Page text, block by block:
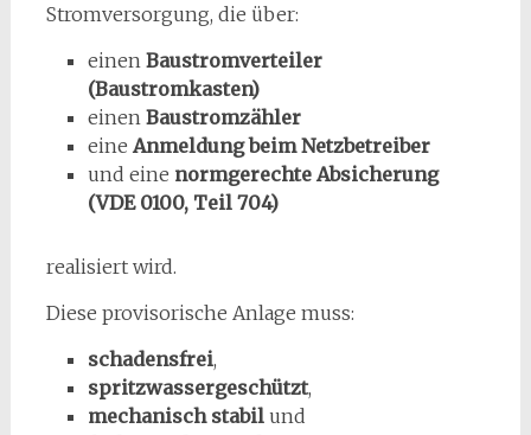
Stromversorgung, die über:
einen Baustromverteiler
(Baustromkasten)
einen Baustromzähler
eine Anmeldung beim Netzbetreiber
und eine normgerechte Absicherung
(VDE 0100, Teil 704)
realisiert wird.
Diese provisorische Anlage muss:
schadensfrei,
spritzwassergeschützt,
mechanisch stabilund